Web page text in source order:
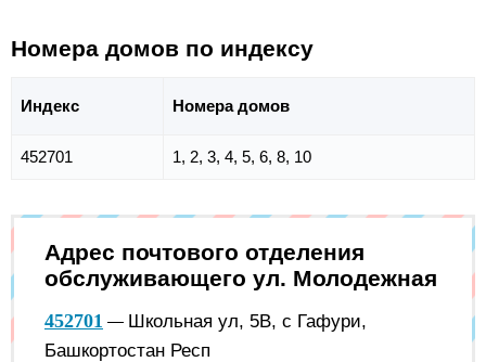
Номера домов по индексу
Индекс Номера домов
452701 1, 2, 3, 4, 5, 6, 8, 10
Адрес почтового отделения
обслуживающего ул. Молодежная
452701 — Школьная ул, 5В, с Гафури,
Башкортостан Респ